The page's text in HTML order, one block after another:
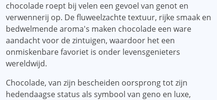
chocolade roept bij velen een gevoel van genot en
verwennerij op. De fluweelzachte textuur, rijke smaak en
bedwelmende aroma's maken chocolade een ware
aandacht voor de zintuigen, waardoor het een
onmiskenbare favoriet is onder levensgenieters
wereldwijd.
Chocolade, van zijn bescheiden oorsprong tot zijn
hedendaagse status als symbool van geno en luxe,